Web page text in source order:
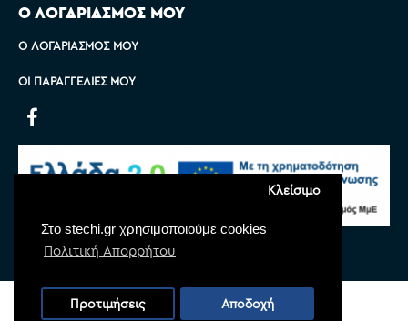
Στο stechi.gr χρησιμοποιούμε cookies
Πολιτική Απορρήτου
Κλείσιμο
Προτιμήσεις Αποδοχή
Ο ΛΟΓΑΡΙΑΣΜΟΣ ΜΟΥ
Ο ΛΟΓΑΡΙΑΣΜΌΣ ΜΟΥ
ΟΙ ΠΑΡΑΓΓΕΛΊΕΣ ΜΟΥ
Copyright © 2022 Stechi, All Rights Reserved
Powered by
Monoware Web